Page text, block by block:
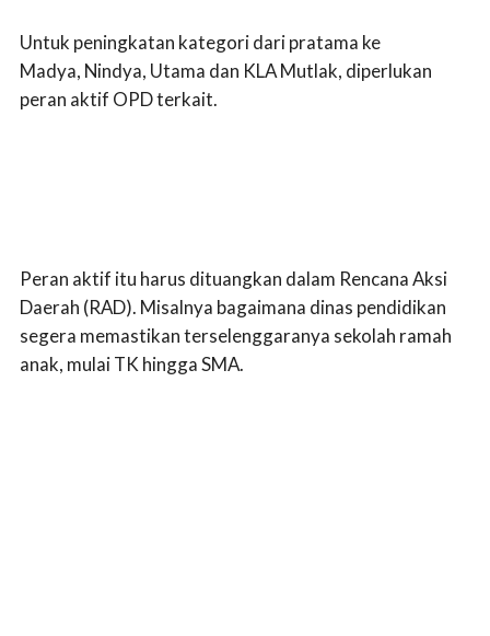
Untuk peningkatan kategori dari pratama ke
Madya, Nindya, Utama dan KLA Mutlak, diperlukan
peran aktif OPD terkait.
Peran aktif itu harus dituangkan dalam Rencana Aksi
Daerah (RAD). Misalnya bagaimana dinas pendidikan
segera memastikan terselenggaranya sekolah ramah
anak, mulai TK hingga SMA.